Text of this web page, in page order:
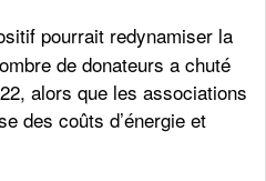
pourrait redynamiser la
de donateurs a chuté
alors que les associations
des coûts d’énergie et